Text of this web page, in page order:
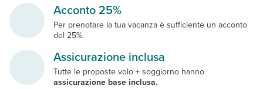
Acconto 25%
Per prenotare la tua vacanza è sufficiente un acconto
del 25%.
Assicurazione inclusa
Tutte le proposte volo + soggiorno hanno
assicurazione base inclusa.